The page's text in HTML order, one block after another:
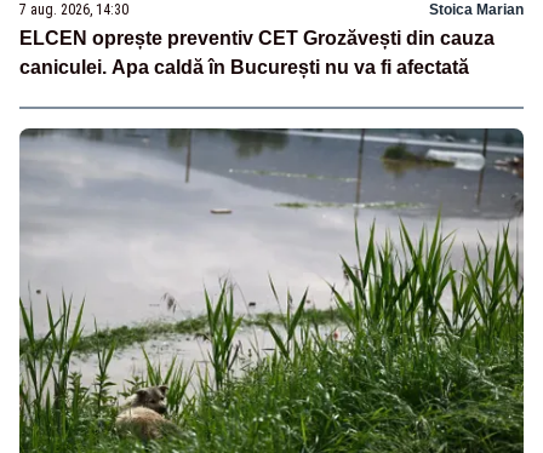
7 aug. 2026, 14:30 Stoica Marian
ELCEN oprește preventiv CET Grozăvești din cauza
caniculei. Apa caldă în București nu va fi afectată